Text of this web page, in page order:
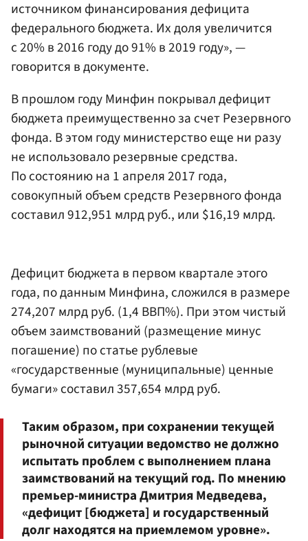
источником финансирования дефицита
федерального бюджета. Их доля увеличится
с 20% в 2016 году до 91% в 2019 году», —
говорится в документе.
В прошлом году Минфин покрывал дефицит
бюджета преимущественно за счет Резервного
фонда. В этом году министерство еще ни разу
не использовало резервные средства.
По состоянию на 1 апреля 2017 года,
совокупный объем средств Резервного фонда
составил 912,951 млрд руб., или $16,19 млрд.
Дефицит бюджета в первом квартале этого
года, по данным Минфина, сложился в размере
274,207 млрд руб. (1,4 ВВП%). При этом чистый
объем заимствований (размещение минус
погашение) по статье рублевые
«государственные (муниципальные) ценные
бумаги» составил 357,654 млрд руб.
Таким образом, при сохранении текущей
рыночной ситуации ведомство не должно
испытать проблем с выполнением плана
заимствований на текущий год. По мнению
премьер-министра Дмитрия Медведева,
«дефицит [бюджета] и государственный
долг находятся на приемлемом уровне».